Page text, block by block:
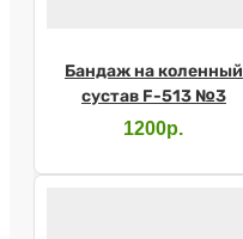
Бандаж на коленный
сустав F-513 №3
1200р.